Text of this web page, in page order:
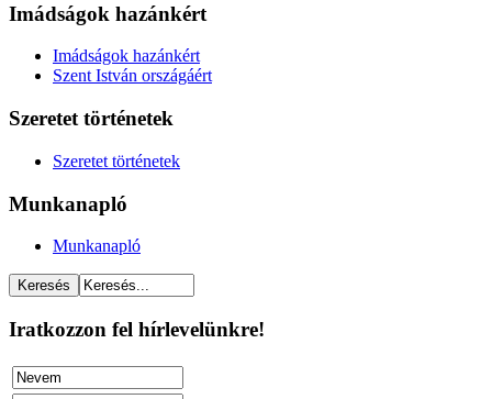
Imádságok hazánkért
Imádságok hazánkért
Szent István országáért
Szeretet történetek
Szeretet történetek
Munkanapló
Munkanapló
Iratkozzon fel hírlevelünkre!